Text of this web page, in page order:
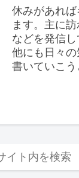
休みがあれ
ます。主に
などを発信し
他にも日々
書いていこう